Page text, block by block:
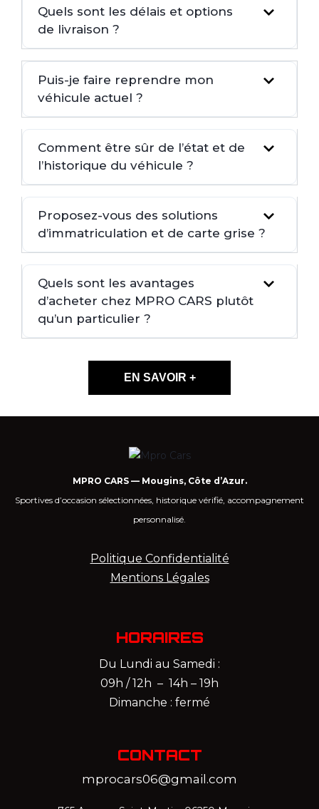
Quels sont les délais et options
de livraison ?
Puis-je faire reprendre mon
véhicule actuel ?
Comment être sûr de l’état et de
l’historique du véhicule ?
Proposez-vous des solutions
d’immatriculation et de carte grise ?
Quels sont les avantages
d’acheter chez MPRO CARS plutôt
qu’un particulier ?
EN SAVOIR +
MPRO CARS — Mougins, Côte d’Azur.
Sportives d’occasion sélectionnées, historique vérifié, accompagnement
personnalisé.
Politique Confidentialité
Mentions Légales
HORAIRES
Du Lundi au Samedi :
09h / 12h – 14h – 19h
Dimanche : fermé
CONTACT
mprocars06@gmail.com